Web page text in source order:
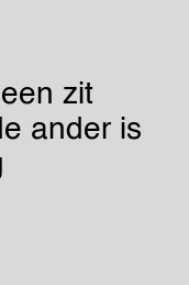
zit
ander is